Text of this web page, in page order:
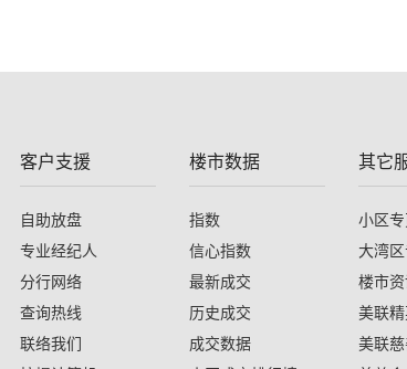
客户支援
自助放盘
专业经纪人
分行网络
查询热线
联络我们
楼市数据
指数
信心指数
最新成交
历史成交
成交数据
其它
小区专
大湾
楼市资
美联
美联